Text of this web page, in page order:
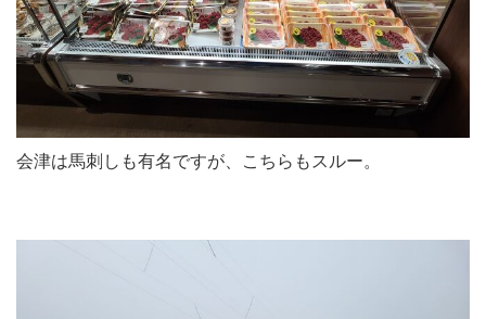
会津は馬刺しも有名ですが、こちらもスルー。